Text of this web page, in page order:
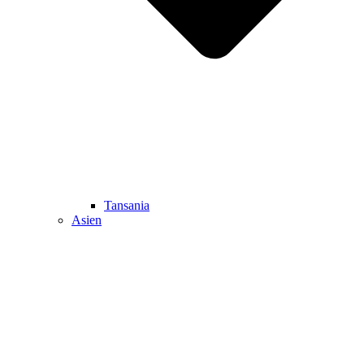
Tansania
Asien